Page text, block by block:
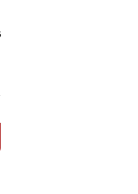
Gorontalo Termahal